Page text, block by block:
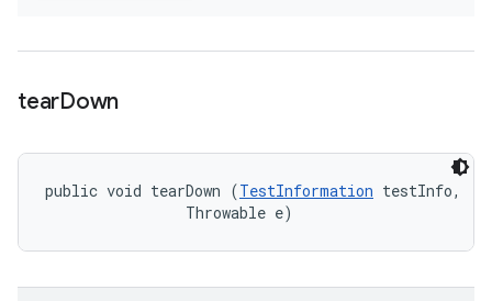
tearDown
public void tearDown (TestInformation testInfo,
                Throwable e)